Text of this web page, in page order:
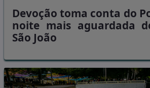
Devoção toma conta do
noite mais aguardada
São João